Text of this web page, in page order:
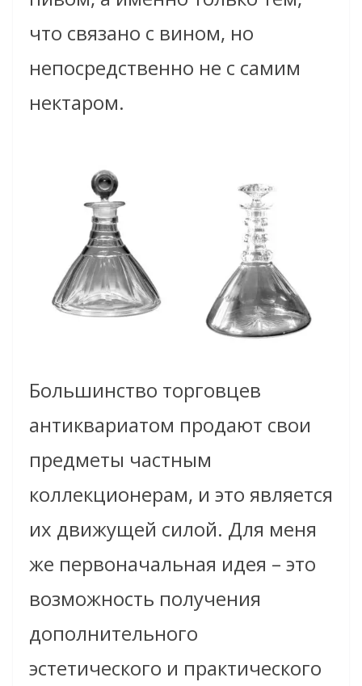
что связано с вином, но
непосредственно не с самим
нектаром.
Большинство торговцев
антиквариатом продают свои
предметы частным
коллекционерам, и это является
их движущей силой. Для меня
же первоначальная идея – это
возможность получения
дополнительного
эстетического и практического